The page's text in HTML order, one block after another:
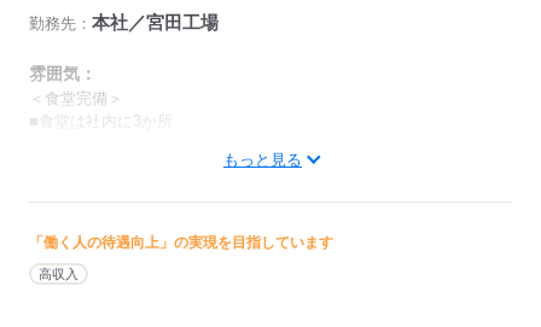
↓
↓
2時間作業
↓
2時間作業
勤務終了！（残業の場合あり）
2時間の作業を休憩を挟みながら
勤務先： 本社／宮田工場
雰囲気：
＜食堂完備＞
■食堂は社内に3か所
従業員証にお金をチャージして
豊富な食堂のメニューは
1食500円ほどでお財布に優しいです。
もっと見る
「働く人の待遇向上」の実現を目指しています
高収入